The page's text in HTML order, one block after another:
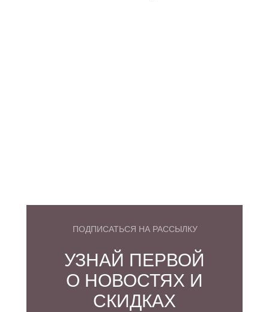
ПОДПИСАТЬСЯ НА РАССЫЛКУ
УЗНАЙ ПЕРВОЙ
О НОВОСТЯХ И
СКИДКАХ